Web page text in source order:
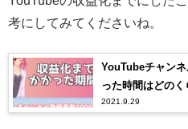
考にしてみてくださいね。
YouTubeチャン
った時間はどのく
2021.9.29